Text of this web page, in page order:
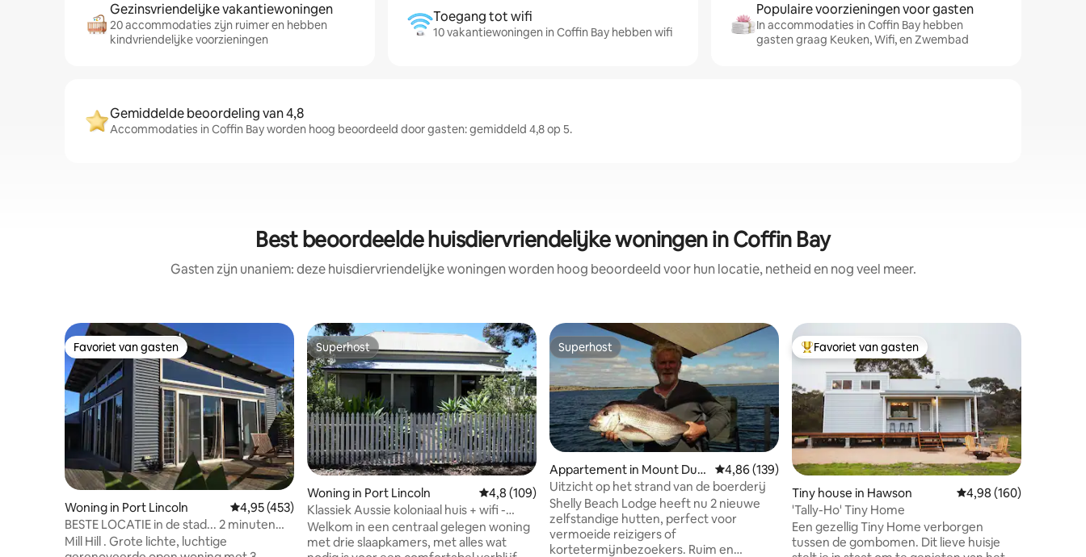
Gezinsvriendelijke vakantiewoningen
20 accommodaties zijn ruimer en hebben
kindvriendelijke voorzieningen
Toegang tot wifi
10 vakantiewoningen in Coffin Bay hebben wifi
Populaire voorzieningen voor gasten
In accommodaties in Coffin Bay hebben
gasten graag Keuken, Wifi, en Zwembad
Gemiddelde beoordeling van 4,8
Accommodaties in Coffin Bay worden hoog beoordeeld door gasten: gemiddeld 4,8 op 5.
Best beoordeelde huisdiervriendelijke woningen in Coffin Bay
Gasten zijn unaniem: deze huisdiervriendelijke woningen worden hoog beoordeeld voor hun locatie, netheid en nog veel meer.
Favoriet van gasten
Favoriet van gasten
Woning in Port Lincoln Gemiddelde beoordeling van 4,95 op 5, 453 recensies
4,95 (453)
BESTE LOCATIE in de stad... 2 minuten
lopen overal
Mill Hill . Grote lichte, luchtige
Superhost
Superhost
Woning in Port Lincoln Gemiddelde beoordeling van 4,8 op 5, 109 recensies
4,8 (109)
Klassiek Aussie koloniaal huis + wifi -
lopen naar CBD
Welkom in een centraal gelegen woning
met drie slaapkamers, met alles wat
Superhost
Superhost
Appartement in Mount Dutt
on Bay
Gemiddelde beoordeling van 4,86 op 5, 139 recensies
4,86 (139)
Uitzicht op het strand van de boerderij
Shelly Beach Lodge heeft nu 2 nieuwe
zelfstandige hutten, perfect voor
vermoeide reizigers of
kortetermijnbezoekers. Ruim en
Topfavoriet van gasten
Favoriet van gasten
Tiny house in Hawson Gemiddelde
4,98 (160)
'Tally-Ho' Tiny Home
Een gezellig Tiny Home verborgen
tussen de gombomen. Dit lieve huisje